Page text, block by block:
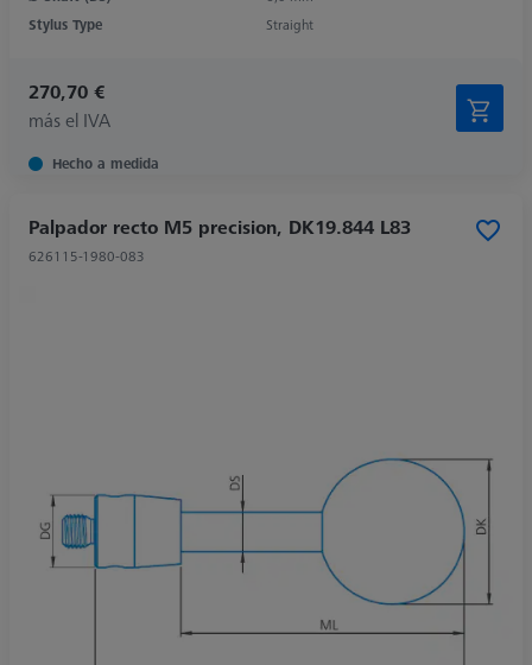
Stylus Type
Straight
270,70 €
más el IVA
Hecho a medida
Palpador recto M5 precision, DK19.844 L83
626115-1980-083